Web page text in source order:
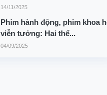
14/11/2025
Phim hành động, phim khoa
viễn tưởng: Hai thể...
04/09/2025